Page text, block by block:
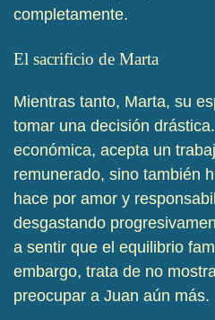
completamente.
El sacrificio de Marta
Mientras tanto, Marta, su
tomar una decisión
económica, acepta un
remunerado, sino también
hace por amor y
desgastando
a sentir que el equilibrio
embargo, trata de no
preocupar a Juan aún más.